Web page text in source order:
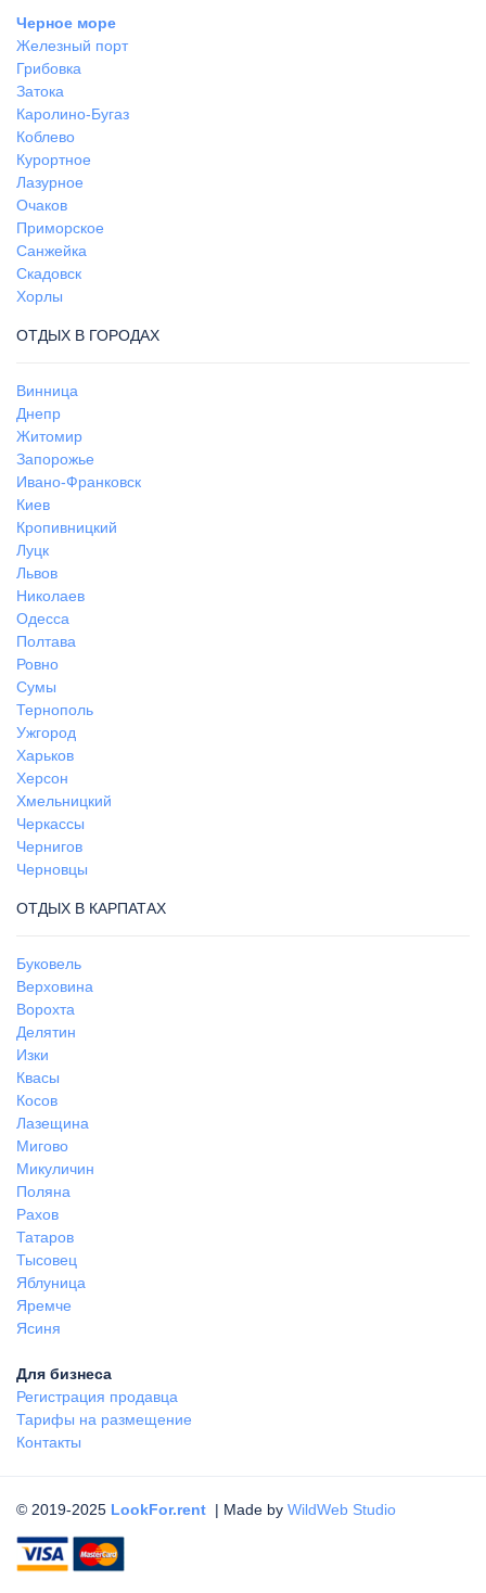
Черное море
Железный порт
Грибовка
Затока
Каролино-Бугаз
Коблево
Курортное
Лазурное
Очаков
Приморское
Санжейка
Скадовск
Хорлы
ОТДЫХ В ГОРОДАХ
Винница
Днепр
Житомир
Запорожье
Ивано-Франковск
Киев
Кропивницкий
Луцк
Львов
Николаев
Одесса
Полтава
Ровно
Сумы
Тернополь
Ужгород
Харьков
Херсон
Хмельницкий
Черкассы
Чернигов
Черновцы
ОТДЫХ В КАРПАТАХ
Буковель
Верховина
Ворохта
Делятин
Изки
Квасы
Косов
Лазещина
Мигово
Микуличин
Поляна
Рахов
Татаров
Тысовец
Яблуница
Яремче
Ясиня
Для бизнеса
Регистрация продавца
Тарифы на размещение
Контакты
© 2019-2025 LookFor.rent | Made by WildWeb Studio